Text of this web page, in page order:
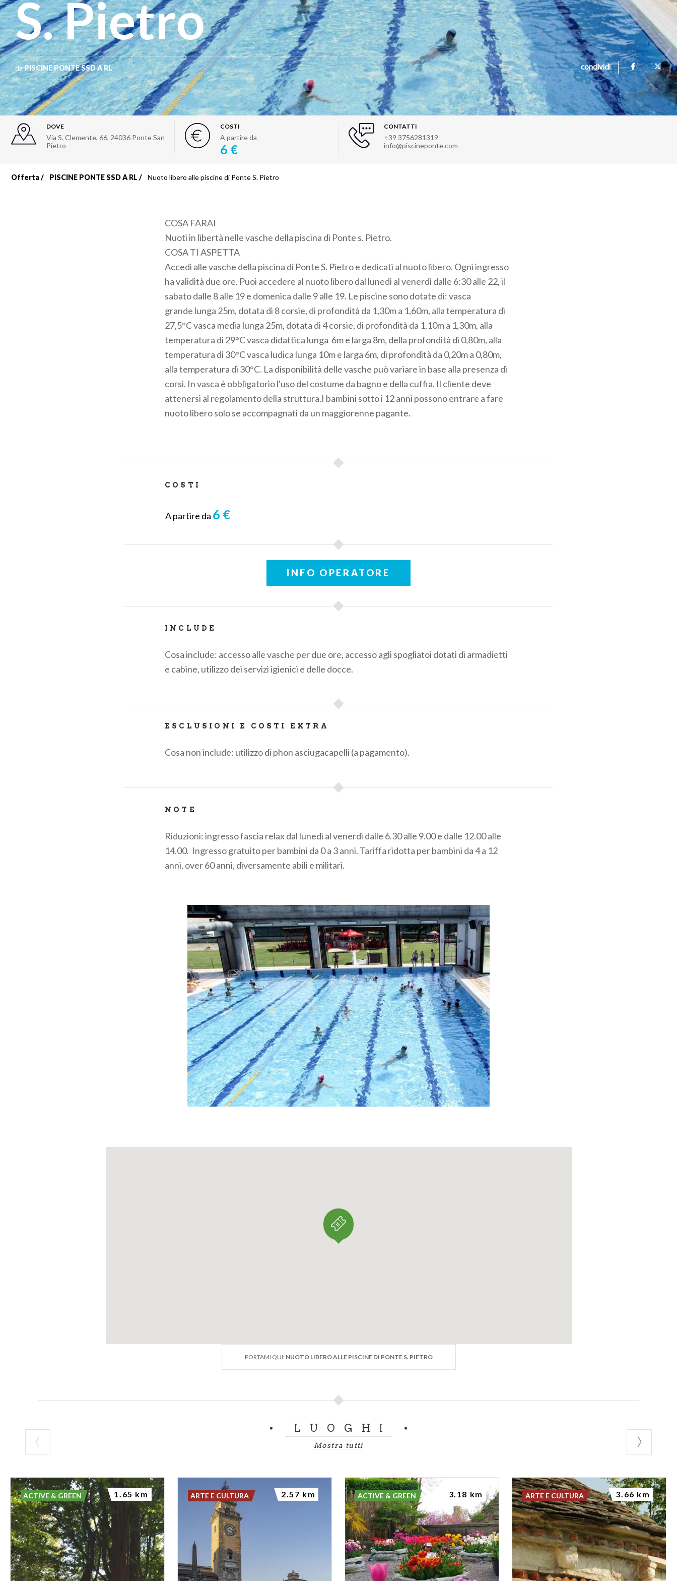
S. Pietro
daPISCINE PONTE SSD A RL condividi
DOVE
Via S. Clemente, 66, 24036 Ponte San
Pietro
COSTI
A partire da
6 €
CONTATTI
+39 3756281319
info@piscineponte.com
Offerta PISCINE PONTE SSD A RL Nuoto libero alle piscine di Ponte S. Pietro
COSA FARAI
Nuoti in libertà nelle vasche della piscina di Ponte s. Pietro.
COSA TI ASPETTA
Accedi alle vasche della piscina di Ponte S. Pietro e dedicati al nuoto libero. Ogni ingresso
ha validità due ore. Puoi accedere al nuoto libero dal lunedì al venerdì dalle 6:30 alle 22, il
sabato dalle 8 alle 19 e domenica dalle 9 alle 19. Le piscine sono dotate di: vasca
grande lunga 25m, dotata di 8 corsie, di profondità da 1,30m a 1,60m, alla temperatura di
27,5°C vasca media lunga 25m, dotata di 4 corsie, di profondità da 1,10m a 1,30m, alla
temperatura di 29°C vasca didattica lunga 6m e larga 8m, della profondità di 0,80m, alla
temperatura di 30°C vasca ludica lunga 10m e larga 6m, di profondità da 0,20m a 0,80m,
alla temperatura di 30°C. La disponibilità delle vasche può variare in base alla presenza di
corsi. In vasca è obbligatorio l'uso del costume da bagno e della cuffia. Il cliente deve
attenersi al regolamento della struttura.I bambini sotto i 12 anni possono entrare a fare
nuoto libero solo se accompagnati da un maggiorenne pagante.
COSTI
A partire da 6 €
INFO OPERATORE
INCLUDE
Cosa include: accesso alle vasche per due ore, accesso agli spogliatoi dotati di armadietti
e cabine, utilizzo dei servizi igienici e delle docce.
ESCLUSIONI E COSTI EXTRA
Cosa non include: utilizzo di phon asciugacapelli (a pagamento).
NOTE
Riduzioni: ingresso fascia relax dal lunedì al venerdì dalle 6.30 alle 9.00 e dalle 12.00 alle
14.00. Ingresso gratuito per bambini da 0 a 3 anni. Tariffa ridotta per bambini da 4 a 12
anni, over 60 anni, diversamente abili e militari.
PORTAMI QUI: NUOTO LIBERO ALLE PISCINE DI PONTE S. PIETRO
LUOGHI
Mostra tutti
ACTIVE & GREEN 1.65 km ARTE E CULTURA 2.57 km ACTIVE & GREEN 3.18 km ARTE E CULTURA 3.66 km